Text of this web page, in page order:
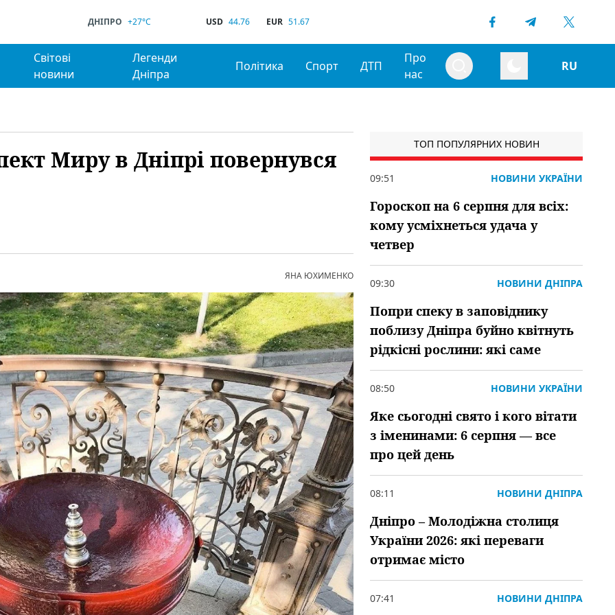
ДНІПРО +27°C USD 44.76 EUR 51.67
Світові
новини
Легенди
Дніпра
Політика Спорт ДТП
Про
нас
RU
Миру в Дніпрі повернувся
ЯНА ЮХИМЕНКО
ТОП ПОПУЛЯРНИХ НОВИН
09:51 НОВИНИ УКРАЇНИ
Гороскоп на 6 серпня для всіх:
кому усміхнеться удача у
четвер
09:30 НОВИНИ ДНІПРА
Попри спеку в заповіднику
поблизу Дніпра буйно квітнуть
рідкісні рослини: які саме
08:50 НОВИНИ УКРАЇНИ
Яке сьогодні свято і кого вітати
з іменинами: 6 серпня — все
про цей день
08:11 НОВИНИ ДНІПРА
Дніпро – Молодіжна столиця
України 2026: які переваги
отримає місто
07:41 НОВИНИ ДНІПРА